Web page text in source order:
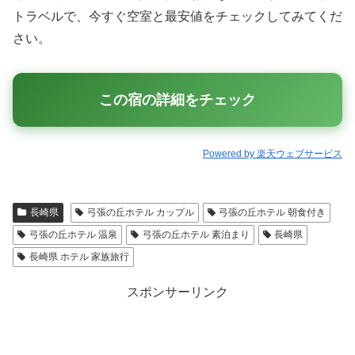
トラベルで、今すぐ空室と最安値をチェックしてみてくだ
さい。
この宿の詳細をチェック
Powered by 楽天ウェブサービス
長崎県 弓張の丘ホテル カップル
弓張の丘ホテル 朝食付き
弓張の丘ホテル 温泉
弓張の丘ホテル 素泊まり
長崎県
長崎県 ホテル 家族旅行
スポンサーリンク